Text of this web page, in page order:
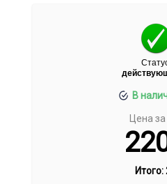
В
Цена
Итого: